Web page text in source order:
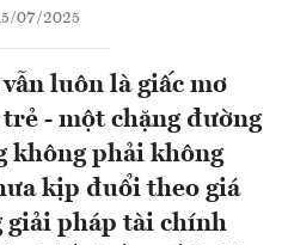
07/2025
luôn là giấc mơ
- một chặng đường
không phải không
kịp đuổi theo giá
giải pháp tài chính